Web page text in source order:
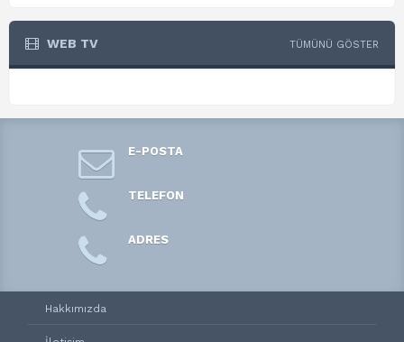
WEB TV TÜMÜNÜ GÖSTER
E-POSTA
TELEFON
ADRES
Hakkımızda